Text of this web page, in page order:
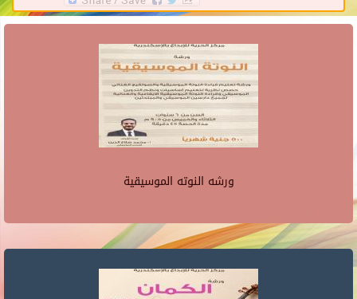
ورشه النوته الموسيقية